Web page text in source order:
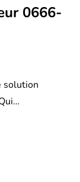
0666-
solution